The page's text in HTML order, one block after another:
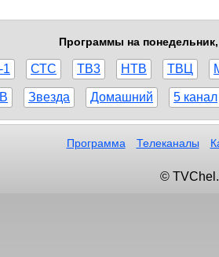
Программы на понедельник,
1 СТС ТВ3 НТВ ТВЦ
Звезда Домашний 5 канал
Программа Телеканалы
©